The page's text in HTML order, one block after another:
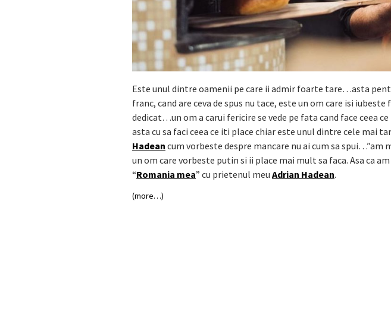
Este unul dintre oamenii pe care ii admir foarte tare…asta
franc, cand are ceva de spus nu tace, este un om care isi
dedicat…un om a carui fericire se vede pe fata cand face ceea
asta cu sa faci ceea ce iti place chiar este unul dintre cele mai
Hadean cum vorbeste despre mancare nu ai cum sa spui…”am
un om care vorbeste putin si ii place mai mult sa faca. Asa ca
“Romania mea” cu prietenul meuAdrian Hadean.
(more…)